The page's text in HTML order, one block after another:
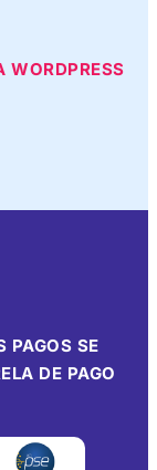
WORDPRESS
PAGOS SE
DE PAGO